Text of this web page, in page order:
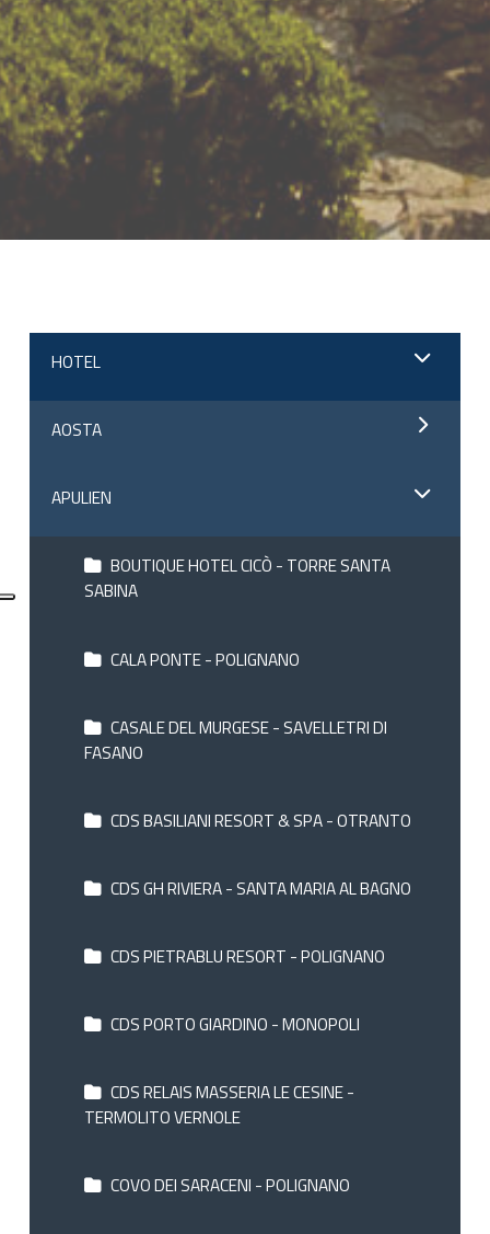
HOTEL
AOSTA
APULIEN
BOUTIQUE HOTEL CICÒ - TORRE SANTA
SABINA
CALA PONTE - POLIGNANO
CASALE DEL MURGESE - SAVELLETRI DI
FASANO
CDS BASILIANI RESORT & SPA - OTRANTO
CDS GH RIVIERA - SANTA MARIA AL BAGNO
CDS PIETRABLU RESORT - POLIGNANO
CDS PORTO GIARDINO - MONOPOLI
CDS RELAIS MASSERIA LE CESINE -
TERMOLITO VERNOLE
COVO DEI SARACENI - POLIGNANO